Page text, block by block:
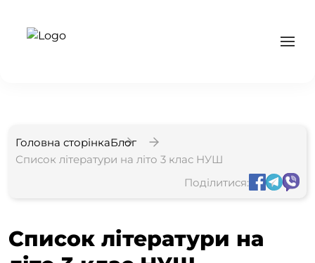
Головна сторінкаБлог
Список літератури на літо 3 клас НУШ
Поділитися:
Список літератури на